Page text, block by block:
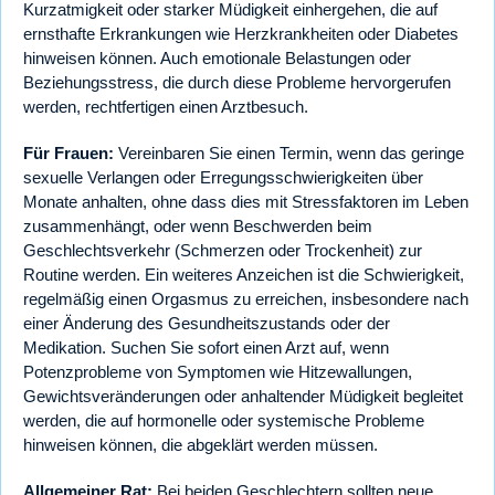
Kurzatmigkeit oder starker Müdigkeit einhergehen, die auf
ernsthafte Erkrankungen wie Herzkrankheiten oder Diabetes
hinweisen können. Auch emotionale Belastungen oder
Beziehungsstress, die durch diese Probleme hervorgerufen
werden, rechtfertigen einen Arztbesuch.
Für Frauen: Vereinbaren Sie einen Termin, wenn das geringe
sexuelle Verlangen oder Erregungsschwierigkeiten über
Monate anhalten, ohne dass dies mit Stressfaktoren im Leben
zusammenhängt, oder wenn Beschwerden beim
Geschlechtsverkehr (Schmerzen oder Trockenheit) zur
Routine werden. Ein weiteres Anzeichen ist die Schwierigkeit,
regelmäßig einen Orgasmus zu erreichen, insbesondere nach
einer Änderung des Gesundheitszustands oder der
Medikation. Suchen Sie sofort einen Arzt auf, wenn
Potenzprobleme von Symptomen wie Hitzewallungen,
Gewichtsveränderungen oder anhaltender Müdigkeit begleitet
werden, die auf hormonelle oder systemische Probleme
hinweisen können, die abgeklärt werden müssen.
Allgemeiner Rat: Bei beiden Geschlechtern sollten neue